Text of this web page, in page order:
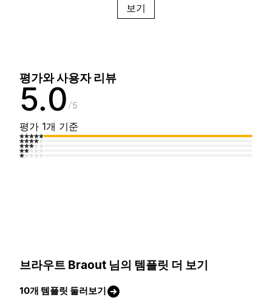
보기
평가와 사용자 리뷰
5.0 5
평가 1개 기준
브라우트 Braout 님의 템플릿 더 보기
10개 템플릿 둘러보기